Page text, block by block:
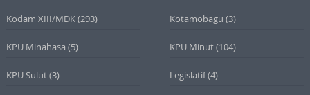
Kodam XIII/MDK(293) Kotamobagu (3)
KPU Minahasa (5) KPU Minut(104)
KPU Sulut(3) Legislatif(4)